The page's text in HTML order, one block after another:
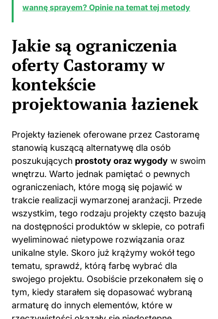
wannę sprayem? Opinie na temat tej metody
Jakie są ograniczenia
oferty Castoramy w
kontekście
projektowania łazienek
Projekty łazienek oferowane przez Castoramę
stanowią kuszącą alternatywę dla osób
poszukujących prostoty oraz wygody w swoim
wnętrzu. Warto jednak pamiętać o pewnych
ograniczeniach, które mogą się pojawić w
trakcie realizacji wymarzonej aranżacji. Przede
wszystkim, tego rodzaju projekty często bazują
na dostępności produktów w sklepie, co potrafi
wyeliminować nietypowe rozwiązania oraz
unikalne style. Skoro już krążymy wokół tego
tematu, sprawdź, którą farbę wybrać dla
swojego projektu. Osobiście przekonałem się o
tym, kiedy starałem się dopasować wybraną
armaturę do innych elementów, które w